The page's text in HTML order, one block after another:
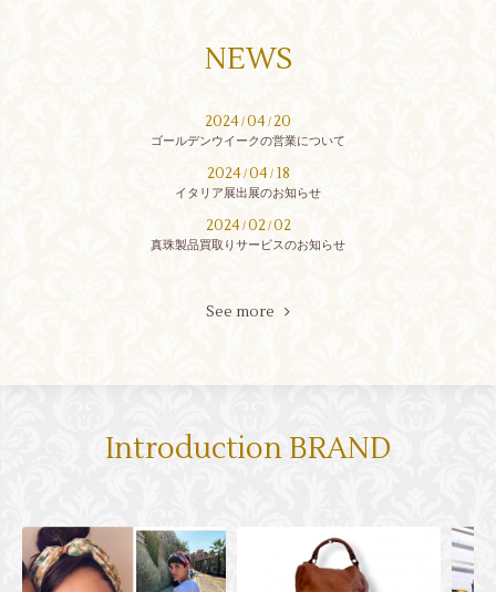
NEWS
2024/04/20
ゴールデンウイークの営業について
2024/04/ 18
イタリア展出展のお知らせ
2024/02/02
真珠製品買取りサービスのお知らせ
See more
Introduction BRAND